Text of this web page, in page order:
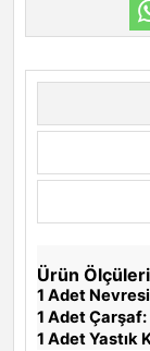
Ürün
1 Adet
1 Adet Çarşaf:
1 Adet Yastık